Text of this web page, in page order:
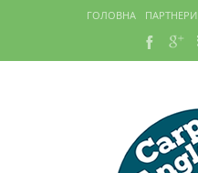
ГОЛОВНА ПАРТНЕРИ